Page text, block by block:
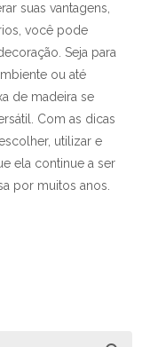
suas vantagens,
você pode
Seja para
ou até
de madeira se
Com as dicas
utilizar e
ela continue a ser
por muitos anos.